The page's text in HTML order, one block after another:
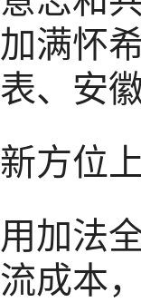
加满怀
表、安
新方位
用加法
流成本